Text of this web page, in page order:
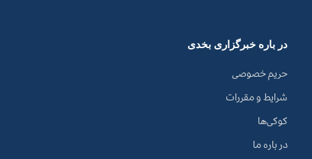
در باره خبرگزاری بخدی
حریم خصوصی
شرایط و مقررات
کوکی‌ها
در باره ما